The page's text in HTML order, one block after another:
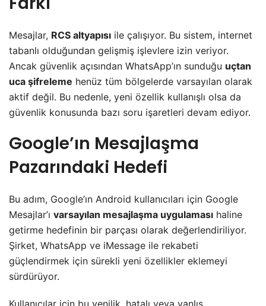
Mesajlar, RCS altyapısı ile çalışıyor. Bu sistem, internet
tabanlı olduğundan gelişmiş işlevlere izin veriyor.
Ancak güvenlik açısından WhatsApp’ın sunduğu uçtan
uca şifreleme henüz tüm bölgelerde varsayılan olarak
aktif değil. Bu nedenle, yeni özellik kullanışlı olsa da
güvenlik konusunda bazı soru işaretleri devam ediyor.
Google’ın Mesajlaşma
Pazarındaki Hedefi
Bu adım, Google’ın Android kullanıcıları için Google
Mesajlar’ı varsayılan mesajlaşma uygulaması haline
getirme hedefinin bir parçası olarak değerlendiriliyor.
Şirket, WhatsApp ve iMessage ile rekabeti
güçlendirmek için sürekli yeni özellikler eklemeyi
sürdürüyor.